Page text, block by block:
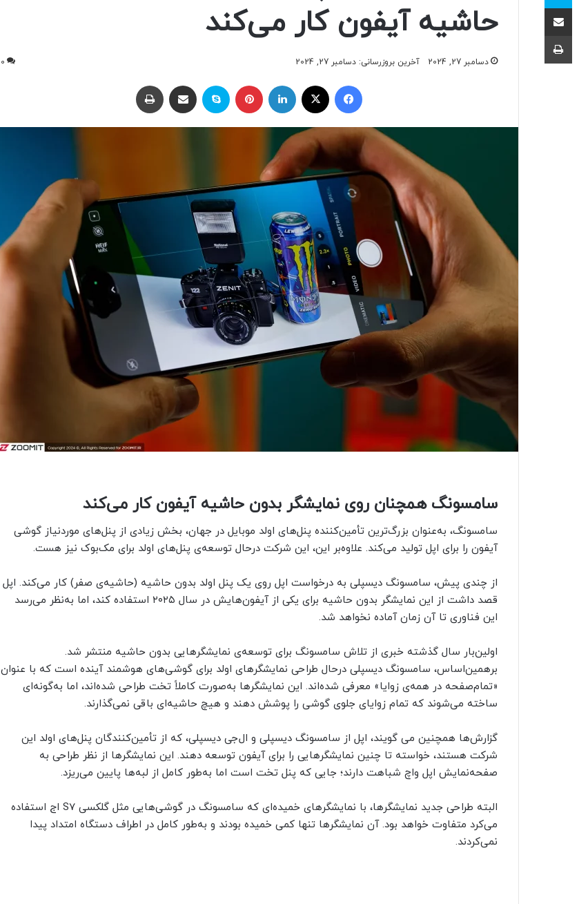
حاشیه آیفون کار می‌کند
دسامبر 27, 2024 آخرین بروزرسانی: دسامبر 27, 2024 0
ایکس
سامسونگ همچنان روی نمایشگر بدون حاشیه آیفون کار می‌کند
سامسونگ، به‌عنوان بزرگ‌ترین تأمین‌کننده پنل‌های اولد موبایل در جهان، بخش زیادی از پنل‌های موردنیاز گوشی
آیفون را برای اپل تولید می‌کند. علاوه‌بر این، این شرکت درحال توسعه‌ی پنل‌های اولد برای مک‌بوک نیز هست.
از چندی پیش، سامسونگ دیسپلی به درخواست اپل روی یک پنل اولد بدون حاشیه (حاشیه‌ی صفر) کار می‌کند. اپل
قصد داشت از این نمایشگر بدون حاشیه برای یکی از آیفون‌هایش در سال ۲۰۲۵ استفاده کند، اما به‌نظر می‌رسد
این فناوری تا آن زمان آماده نخواهد شد.
اولین‌بار سال گذشته خبری از تلاش سامسونگ برای توسعه‌ی نمایشگرهایی بدون‌ حاشیه منتشر شد.
برهمین‌اساس، سامسونگ دیسپلی درحال طراحی نمایشگرهای اولد برای گوشی‌های هوشمند آینده است که با عنوان
«تمام‌صفحه در همه‌ی زوایا» معرفی شده‌اند. این نمایشگرها به‌صورت کاملاً تخت طراحی شده‌اند، اما به‌گونه‌ای
ساخته می‌شوند که تمام زوایای جلوی گوشی را پوشش دهند و هیچ حاشیه‌ای باقی نمی‌گذارند.
گزارش‌ها همچنین می گویند، اپل از سامسونگ دیسپلی و ال‌جی دیسپلی، که از تأمین‌کنندگان پنل‌های اولد این
شرکت هستند، خواسته تا چنین نمایشگرهایی را برای آیفون توسعه دهند. این نمایشگرها از نظر طراحی به
صفحه‌نمایش اپل واچ شباهت دارند؛ جایی که پنل تخت است اما به‌طور کامل از لبه‌ها پایین می‌ریزد.
البته طراحی جدید نمایشگرها، با نمایشگرهای خمیده‌ای که سامسونگ در گوشی‌هایی مثل گلکسی S7 اج استفاده
می‌کرد متفاوت خواهد بود. آن نمایشگرها تنها کمی خمیده بودند و به‌طور کامل در اطراف دستگاه امتداد پیدا
نمی‌کردند.